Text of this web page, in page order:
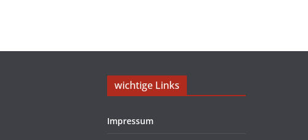
wichtige Links
Impressum